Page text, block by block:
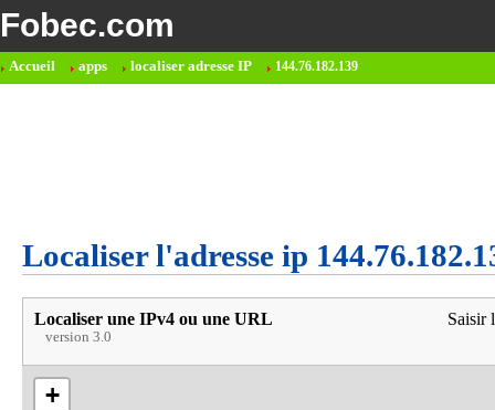
Fobec.com
Accueil apps localiser adresse IP 144.76.182.139
Localiser l'adresse ip
Localiser une IPv4 ou une URL
version 3.0
Saisir
+